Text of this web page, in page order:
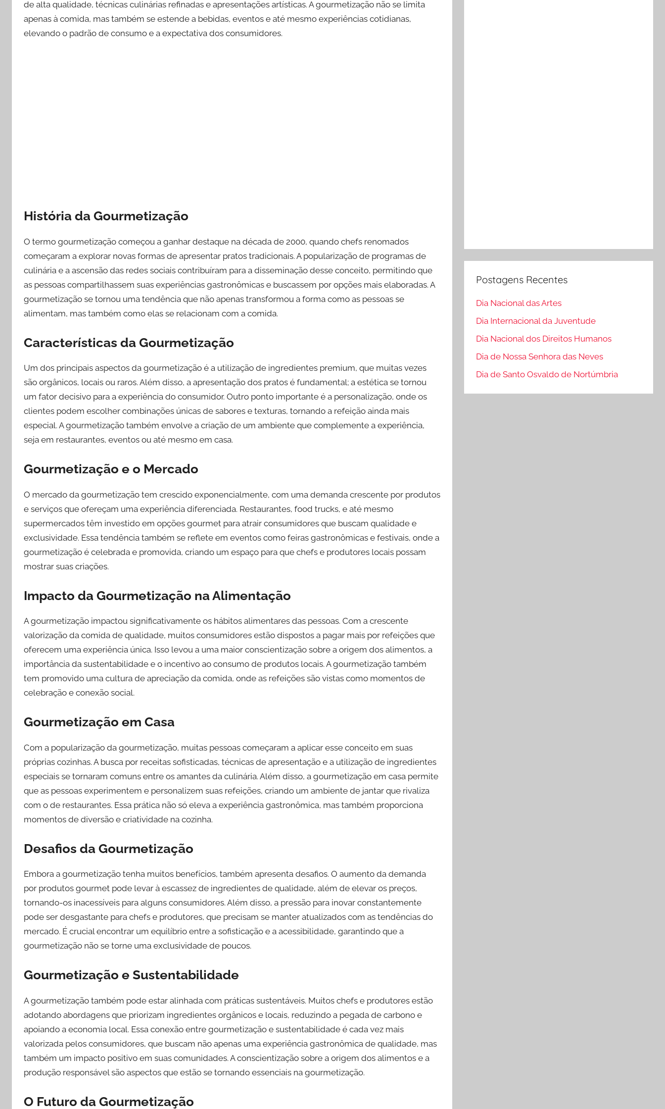
de alta qualidade, técnicas culinárias refinadas e apresentações artísticas. A gourmetização não se limita
apenas à comida, mas também se estende a bebidas, eventos e até mesmo experiências cotidianas,
elevando o padrão de consumo e a expectativa dos consumidores.
História da Gourmetização
O termo gourmetização começou a ganhar destaque na década de 2000, quando chefs renomados
começaram a explorar novas formas de apresentar pratos tradicionais. A popularização de programas de
culinária e a ascensão das redes sociais contribuíram para a disseminação desse conceito, permitindo que
as pessoas compartilhassem suas experiências gastronômicas e buscassem por opções mais elaboradas. A
gourmetização se tornou uma tendência que não apenas transformou a forma como as pessoas se
alimentam, mas também como elas se relacionam com a comida.
Características da Gourmetização
Um dos principais aspectos da gourmetização é a utilização de ingredientes premium, que muitas vezes
são orgânicos, locais ou raros. Além disso, a apresentação dos pratos é fundamental; a estética se tornou
um fator decisivo para a experiência do consumidor. Outro ponto importante é a personalização, onde os
clientes podem escolher combinações únicas de sabores e texturas, tornando a refeição ainda mais
especial. A gourmetização também envolve a criação de um ambiente que complemente a experiência,
seja em restaurantes, eventos ou até mesmo em casa.
Gourmetização e o Mercado
O mercado da gourmetização tem crescido exponencialmente, com uma demanda crescente por produtos
e serviços que ofereçam uma experiência diferenciada. Restaurantes, food trucks, e até mesmo
supermercados têm investido em opções gourmet para atrair consumidores que buscam qualidade e
exclusividade. Essa tendência também se reflete em eventos como feiras gastronômicas e festivais, onde a
gourmetização é celebrada e promovida, criando um espaço para que chefs e produtores locais possam
mostrar suas criações.
Impacto da Gourmetização na Alimentação
A gourmetização impactou significativamente os hábitos alimentares das pessoas. Com a crescente
valorização da comida de qualidade, muitos consumidores estão dispostos a pagar mais por refeições que
oferecem uma experiência única. Isso levou a uma maior conscientização sobre a origem dos alimentos, a
importância da sustentabilidade e o incentivo ao consumo de produtos locais. A gourmetização também
tem promovido uma cultura de apreciação da comida, onde as refeições são vistas como momentos de
celebração e conexão social.
Gourmetização em Casa
Com a popularização da gourmetização, muitas pessoas começaram a aplicar esse conceito em suas
próprias cozinhas. A busca por receitas sofisticadas, técnicas de apresentação e a utilização de ingredientes
especiais se tornaram comuns entre os amantes da culinária. Além disso, a gourmetização em casa permite
que as pessoas experimentem e personalizem suas refeições, criando um ambiente de jantar que rivaliza
com o de restaurantes. Essa prática não só eleva a experiência gastronômica, mas também proporciona
momentos de diversão e criatividade na cozinha.
Desafios da Gourmetização
Embora a gourmetização tenha muitos benefícios, também apresenta desafios. O aumento da demanda
por produtos gourmet pode levar à escassez de ingredientes de qualidade, além de elevar os preços,
tornando-os inacessíveis para alguns consumidores. Além disso, a pressão para inovar constantemente
pode ser desgastante para chefs e produtores, que precisam se manter atualizados com as tendências do
mercado. É crucial encontrar um equilíbrio entre a sofisticação e a acessibilidade, garantindo que a
gourmetização não se torne uma exclusividade de poucos.
Gourmetização e Sustentabilidade
A gourmetização também pode estar alinhada com práticas sustentáveis. Muitos chefs e produtores estão
adotando abordagens que priorizam ingredientes orgânicos e locais, reduzindo a pegada de carbono e
apoiando a economia local. Essa conexão entre gourmetização e sustentabilidade é cada vez mais
valorizada pelos consumidores, que buscam não apenas uma experiência gastronômica de qualidade, mas
também um impacto positivo em suas comunidades. A conscientização sobre a origem dos alimentos e a
produção responsável são aspectos que estão se tornando essenciais na gourmetização.
O Futuro da Gourmetização
Postagens Recentes
Dia Nacional das Artes
Dia Internacional da Juventude
Dia Nacional dos Direitos Humanos
Dia de Nossa Senhora das Neves
Dia de Santo Osvaldo de Nortúmbria